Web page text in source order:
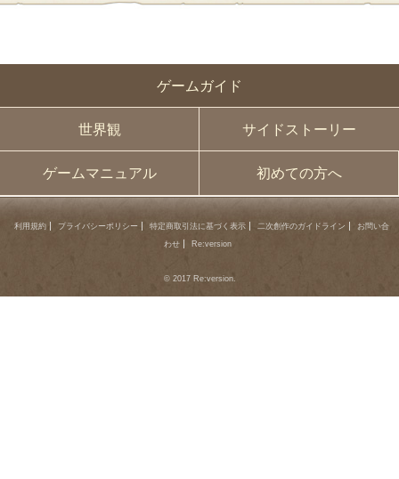
ゲームガイド
世界観 サイドストーリー
ゲームマニュアル 初めての方へ
利用規約 プライバシーポリシー 特定商取引法に基づく表示 二次創作のガイドライン
お問い合
わせ
Re:version
© 2017 Re:version.